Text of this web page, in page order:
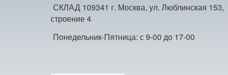
СКЛАД 109341 г. Москва, ул. Люблинская 153,
строение 4
Понедельник-Пятница: с 9-00 до 17-00